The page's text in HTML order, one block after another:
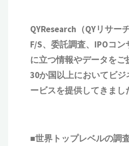
QYResearch（QYリサー
F/S、委託調査、IPOコ
に立つ情報やデータを
30か国以上においてビ
ービスを提供してきまし
■世界トップレベルの調